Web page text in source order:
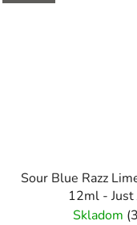
Sour Blue Razz
12ml - Just
Skladom